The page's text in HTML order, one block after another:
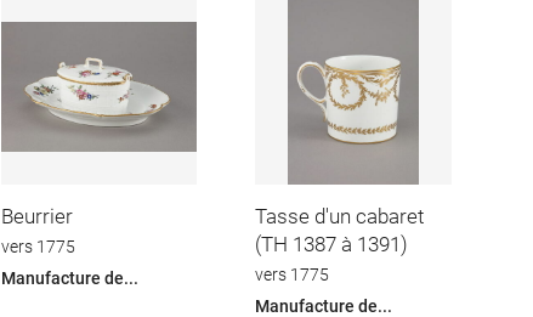
Beurrier
vers 1775
Manufacture de...
Tasse d'un cabaret
(TH 1387 à 1391)
vers 1775
Manufacture de...